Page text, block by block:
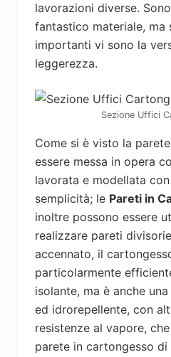
lavorazioni diverse.
fantastico materiale, ma
importanti vi sono la
leggerezza.
Sezione Uffici
Come si è visto la
essere messa in opera
lavorata e modellata
semplicità; le Pareti in
inoltre possono essere
realizzare pareti
accennato, il
particolarmente
isolante, ma è anche
ed idrorepellente, con
resistenze al vapore,
parete in cartongesso di